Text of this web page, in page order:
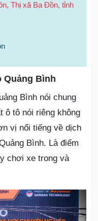
Thị xã Ba Đồn, tỉnh
Quảng Bình
Bình nói chung
ô tô nói riêng không
vị nổi tiếng về dịch
Bình. Là điểm
chơi xe trong và